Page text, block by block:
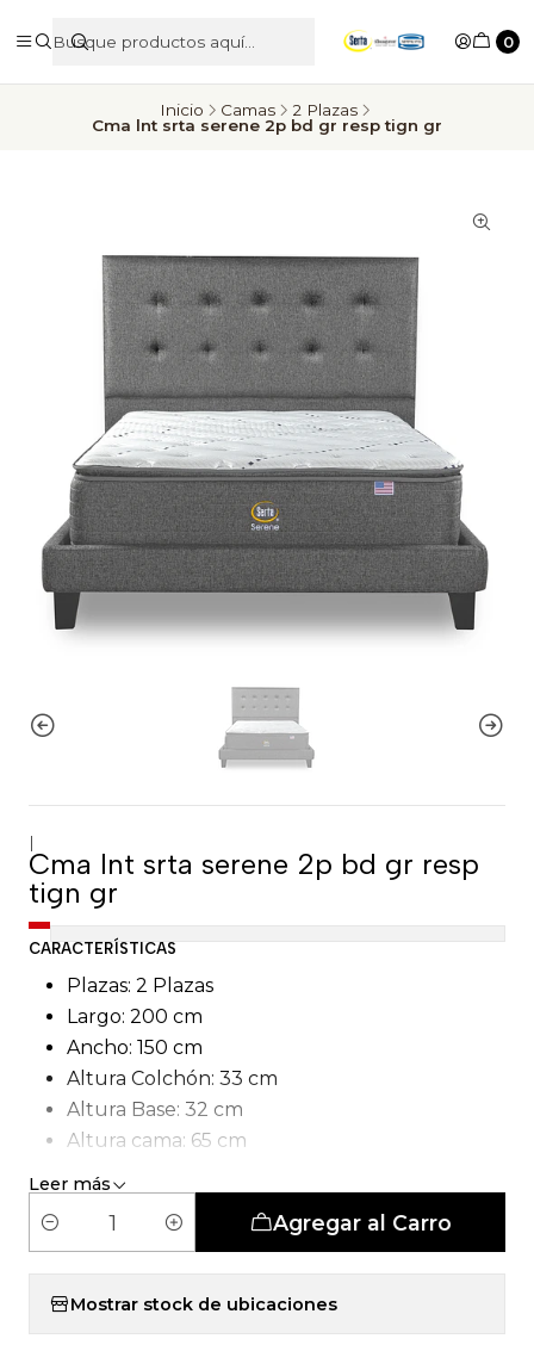
0
Inicio Camas
2 Plazas
Cma lnt srta serene 2p bd gr resp tign gr
|
Cma lnt srta serene 2p bd gr resp
tign gr
CARACTERÍSTICAS
Plazas: 2 Plazas
Largo: 200 cm
Ancho: 150 cm
Altura Colchón: 33 cm
Altura Base: 32 cm
Altura cama: 65 cm
Tipo de Carcasa: Pocket 5 Zonas
Leer más
t
Agregar al Carro
Mostrar stock de ubicaciones